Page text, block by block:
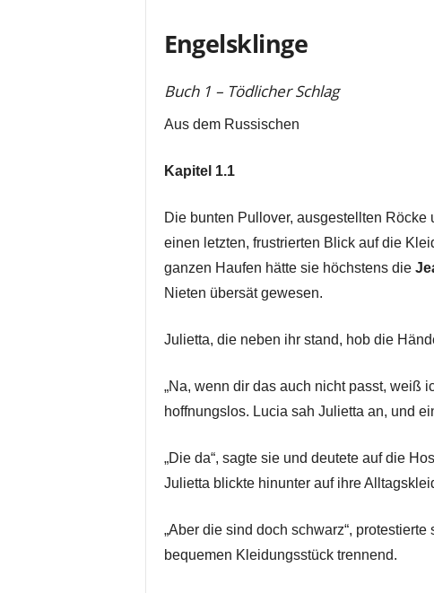
Engelsklinge
Buch 1 – Tödlicher Schlag
Aus dem Russischen
Kapitel 1.1
Die bunten Pullover, ausgestellten
einen letzten, frustrierten Blick auf die
ganzen Haufen hätte sie höchstens die
Nieten übersät gewesen.
Julietta, die neben ihr stand, hob die
„Na, wenn dir das auch nicht passt, weiß
hoffnungslos. Lucia sah Julietta an, und
„Die da“, sagte sie und deutete auf die
Julietta blickte hinunter auf ihre
„Aber die sind doch schwarz“,
bequemen Kleidungsstück trennend.